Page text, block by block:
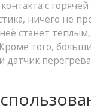
с
ничего не
станет
того,